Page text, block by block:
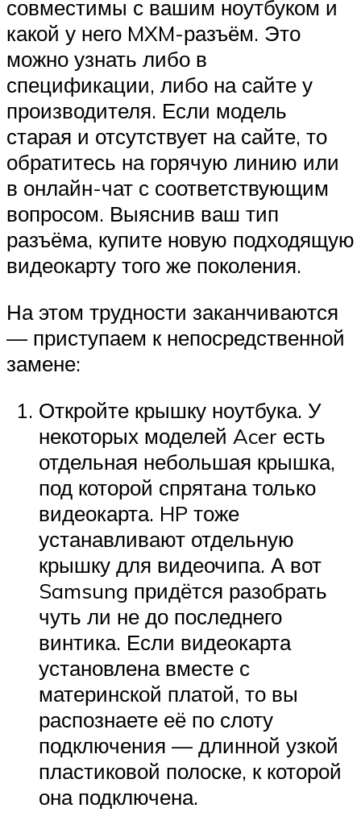
совместимы с вашим ноутбуком и
какой у него MXM-разъём. Это
можно узнать либо в
спецификации, либо на сайте у
производителя. Если модель
старая и отсутствует на сайте, то
обратитесь на горячую линию или
в онлайн-чат с соответствующим
вопросом. Выяснив ваш тип
разъёма, купите новую подходящую
видеокарту того же поколения.
На этом трудности заканчиваются
— приступаем к непосредственной
замене:
Откройте крышку ноутбука. У
некоторых моделей Acer есть
отдельная небольшая крышка,
под которой спрятана только
видеокарта. HP тоже
устанавливают отдельную
крышку для видеочипа. А вот
Samsung придётся разобрать
чуть ли не до последнего
винтика. Если видеокарта
установлена вместе с
материнской платой, то вы
распознаете её по слоту
подключения — длинной узкой
пластиковой полоске, к которой
она подключена.